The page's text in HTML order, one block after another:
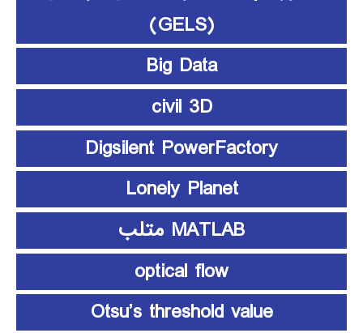
(GELS)
Big Data
civil 3D
Digsilent PowerFactory
Lonely Planet
MATLAB متلب
optical flow
Otsu’s threshold value